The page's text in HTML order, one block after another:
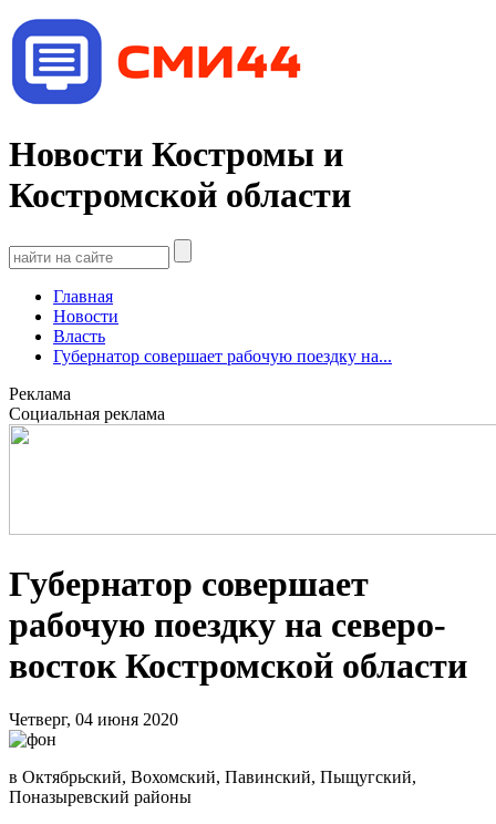
Новости Костромы и
Костромской области
Главная
Новости
Власть
Губернатор совершает рабочую поездку на...
Реклама
Социальная реклама
Губернатор совершает
рабочую поездку на северо-
восток Костромской области
Четверг, 04 июня 2020
в Октябрьский, Вохомский, Павинский, Пыщугский,
Поназыревский районы